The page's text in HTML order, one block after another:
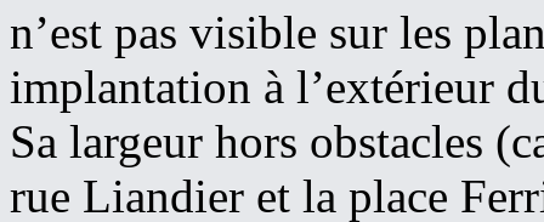
n’est pas visible sur les
implantation à l’extérieur
Sa largeur hors obstacles
rue Liandier et la place